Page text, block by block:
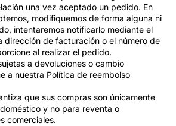
una vez aceptado un pedido. En
modifiquemos de forma alguna ni
intentaremos notificarlo mediante el
dirección de facturación o el número de
al realizar el pedido.
a devoluciones o cambio
a nuestra Política de reembolso
que sus compras son únicamente
y no para reventa o
comerciales.